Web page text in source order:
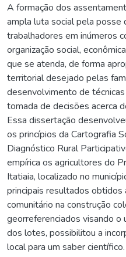
A formação dos
ampla luta social pela posse
trabalhadores em inúmeros
organização social,
que se atenda, de forma
territorial desejado pelas
desenvolvimento de
tomada de decisões acerca
Essa dissertação
os princípios da Cartografia
Diagnóstico Rural
empírica os agricultores do
Itatiaia, localizado no
principais resultados
comunitário na construção
georreferenciados visando o
dos lotes, possibilitou a
local para um saber